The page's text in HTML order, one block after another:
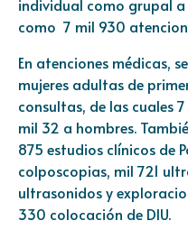
individual como grupal a
como 7 mil 930
En atenciones médicas,
mujeres adultas de
consultas, de las cuales
mil 32 a hombres.
875 estudios clínicos de
colposcopias, mil 721
ultrasonidos y
330 colocación de DIU.